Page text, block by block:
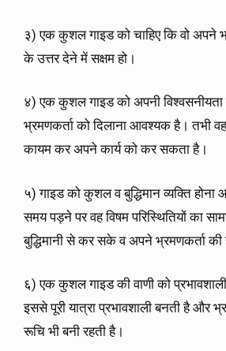
३) एक कुशल गाइड को चाहिए कि वो अपने
के उत्तर देने में सक्षम हो।
४) एक कुशल गाइड को अपनी विश्वसनीयता
भ्रमणकर्ता को दिलाना आवश्यक है। तभी
कायम कर अपने कार्य को कर सकता है।
५) गाइड को कुशल व बुद्धिमान व्यक्ति
समय पड़ने पर वह विषम परिस्थितियों का
बुद्धिमानी से कर सके व अपने भ्रमणकर्ता
६) एक कुशल गाइड की वाणी को
इससे पूरी यात्रा प्रभावशाली बनती है और
रूचि भी बनी रहती है।